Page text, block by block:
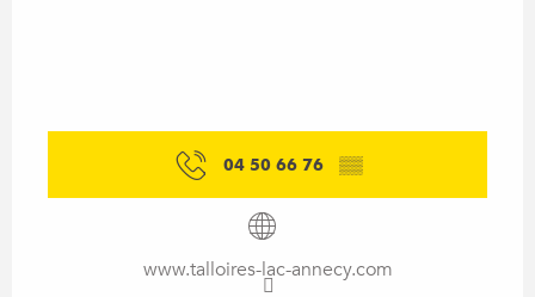
04 50 66 76 ▒▒
www.talloires-lac-annecy.com